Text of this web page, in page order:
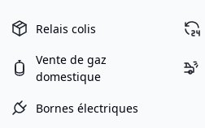
Relais colis
Vente de gaz
domestique
Bornes électriques